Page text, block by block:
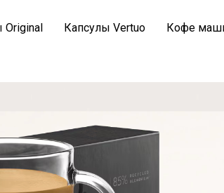
Original Капсулы Vertuo Кофе